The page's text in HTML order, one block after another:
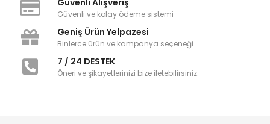
Güvenli ve kolay ödeme sistemi
Geniş Ürün Yelpazesi
Binlerce ürün ve kampanya seçeneği
7 / 24 DESTEK
Öneri ve şikayetlerinizi bize iletebilirsiniz.